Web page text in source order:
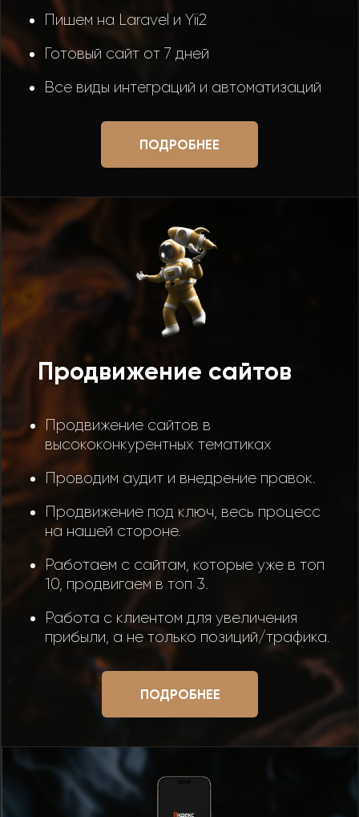
Пишем на Laravel и Yii2
Готовый сайт от 7 дней
Все виды интеграций и автоматизаций
ПОДРОБНЕЕ
Продвижение сайтов
Продвижение сайтов в
высококонкурентных тематиках
Проводим аудит и внедрение правок.
Продвижение под ключ, весь процесс
на нашей стороне.
Работаем с сайтам, которые уже в топ
10, продвигаем в топ 3.
Работа с клиентом для увеличения
прибыли, а не только позиций/трафика.
ПОДРОБНЕЕ